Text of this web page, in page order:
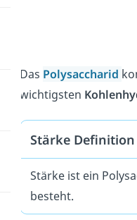
Das Polysaccharid
wichtigsten
Stärke Definition
Stärke ist ein
besteht.